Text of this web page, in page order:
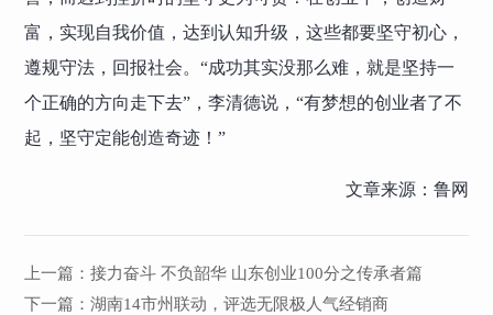
富，实现自我价值，达到认知升级，这些都要坚守初心，
遵规守法，回报社会。“成功其实没那么难，就是坚持一
个正确的方向走下去”，李清德说，“有梦想的创业者了不
起，坚守定能创造奇迹！”
文章来源：鲁网
上一篇：接力奋斗 不负韶华 山东创业100分之传承者篇
下一篇：湖南14市州联动，评选无限极人气经销商